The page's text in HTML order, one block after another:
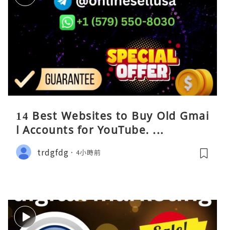
14 Best Websites to Buy Old Gmai
l Accounts for YouTube. ...
trdgfdg 4小時前